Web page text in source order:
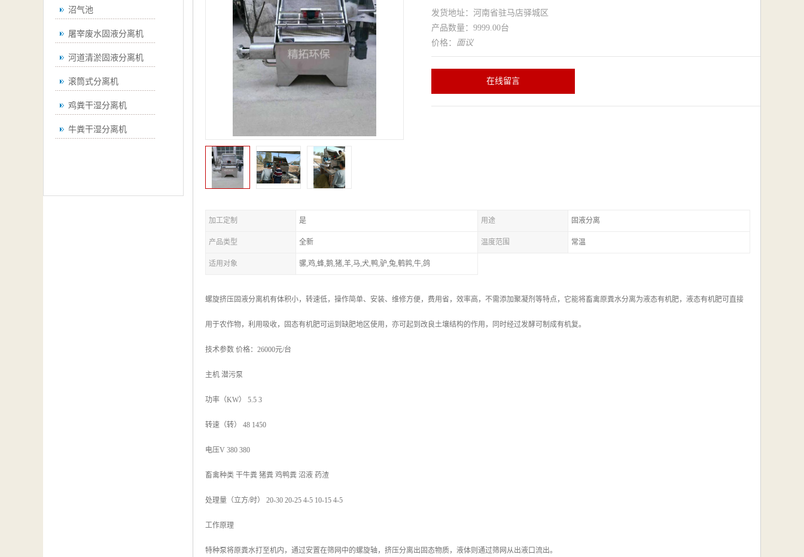
沼气池
屠宰废水固液分离机
河道清淤固液分离机
滚筒式分离机
鸡粪干湿分离机
牛粪干湿分离机
发货地址：河南省驻马店驿城区
产品数量：9999.00台
价格： 面议
在线留言
加工定制 是 用途 固液分离
产品类型 全新 温度范围 常温
适用对象 骡,鸡,蜂,鹅,猪,羊,马,犬,鸭,驴,兔,鹌鹑,牛,鸽
螺旋挤压固液分离机有体积小，转速低，操作简单、安装、维修方便，费用省，效率高，不需添加聚凝剂等特点，它能将畜禽原粪水分离为液态有机肥，液态有机肥可直接
用于农作物，利用吸收，固态有机肥可运到缺肥地区使用，亦可起到改良土壤结构的作用，同时经过发酵可制成有机复。
技术参数 价格：26000元/台
主机 潜污泵
功率（KW） 5.5 3
转速（转） 48 1450
电压V 380 380
畜禽种类 干牛粪 猪粪 鸡鸭粪 沼液 药渣
处理量（立方/时） 20-30 20-25 4-5 10-15 4-5
工作原理
特种泵将原粪水打至机内，通过安置在筛网中的螺旋轴，挤压分离出固态物质，液体则通过筛网从出液口流出。